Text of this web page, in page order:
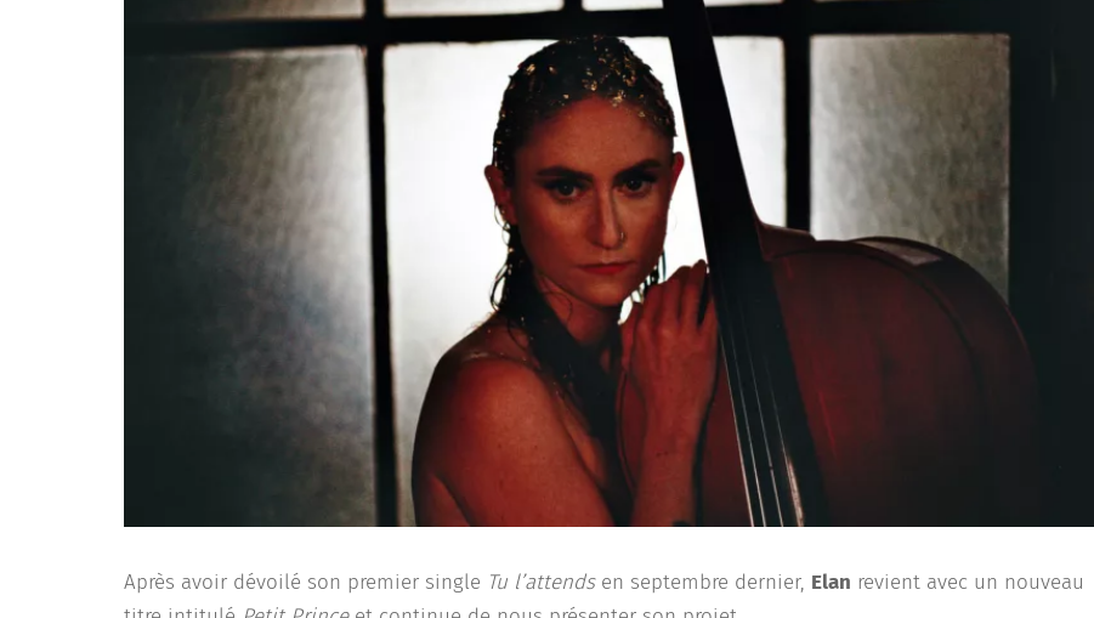
Après avoir dévoilé son premier single Tu l’attendsen septembre dernier, Elan revient avec un nouveau